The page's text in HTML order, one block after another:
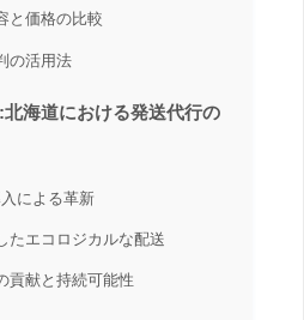
と価格の比較
の活用法
海道における発送代行の
による革新
たエコロジカルな配送
貢献と持続可能性